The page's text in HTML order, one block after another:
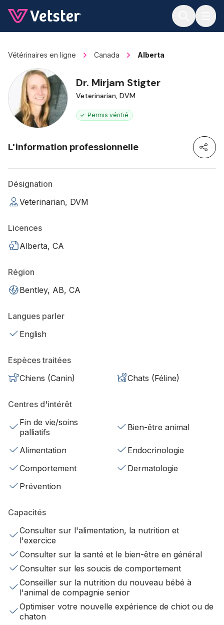
Vétérinaires en ligne Canada Alberta
Dr. Mirjam Stigter
Veterinarian, DVM
Permis vérifié
L'information professionnelle
Désignation
Veterinarian, DVM
Licences
Alberta, CA
Région
Bentley, AB, CA
Langues parler
English
Espèces traitées
Chiens (Canin)
Chats (Féline)
Centres d'intérêt
Fin de vie/soins
palliatifs
Bien-être animal
Alimentation
Endocrinologie
Comportement
Dermatologie
Prévention
Capacités
Consulter sur l'alimentation, la nutrition et
l'exercice
Consulter sur la santé et le bien-être en général
Consulter sur les soucis de comportement
Conseiller sur la nutrition du nouveau bébé à
l'animal de compagnie senior
Optimiser votre nouvelle expérience de chiot ou de
chaton